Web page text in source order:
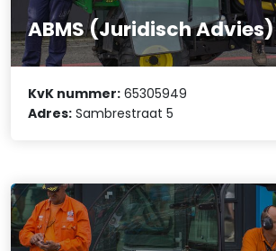
ABMS (Juridisch Advies)
KvK nummer: 65305949
Adres: Sambrestraat 5